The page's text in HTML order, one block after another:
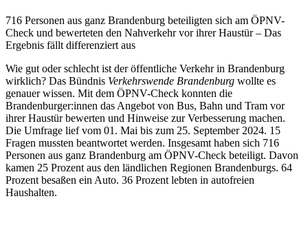
716 Personen aus ganz Brandenburg beteiligten sich am ÖPNV-
Check und bewerteten den Nahverkehr vor ihrer Haustür – Das
Ergebnis fällt differenziert aus
Wie gut oder schlecht ist der öffentliche Verkehr in Brandenburg
wirklich? Das Bündnis Verkehrswende Brandenburg wollte es
genauer wissen. Mit dem ÖPNV-Check konnten die
Brandenburger:innen das Angebot von Bus, Bahn und Tram vor
ihrer Haustür bewerten und Hinweise zur Verbesserung machen.
Die Umfrage lief vom 01. Mai bis zum 25. September 2024. 15
Fragen mussten beantwortet werden. Insgesamt haben sich 716
Personen aus ganz Brandenburg am ÖPNV-Check beteiligt. Davon
kamen 25 Prozent aus den ländlichen Regionen Brandenburgs. 64
Prozent besaßen ein Auto. 36 Prozent lebten in autofreien
Haushalten.